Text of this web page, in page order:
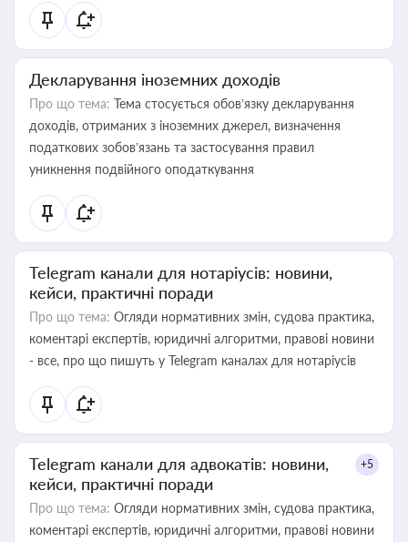
Декларування іноземних доходів
Про що тема: Тема стосується обов’язку декларування
доходів, отриманих з іноземних джерел, визначення
податкових зобов’язань та застосування правил
уникнення подвійного оподаткування
Telegram канали для нотаріусів: новини,
кейси, практичні поради
Про що тема: Огляди нормативних змін, судова практика,
коментарі експертів, юридичні алгоритми, правові новини
- все, про що пишуть у Telegram каналах для нотаріусів
Telegram канали для адвокатів: новини,
кейси, практичні поради
+5
Про що тема: Огляди нормативних змін, судова практика,
коментарі експертів, юридичні алгоритми, правові новини